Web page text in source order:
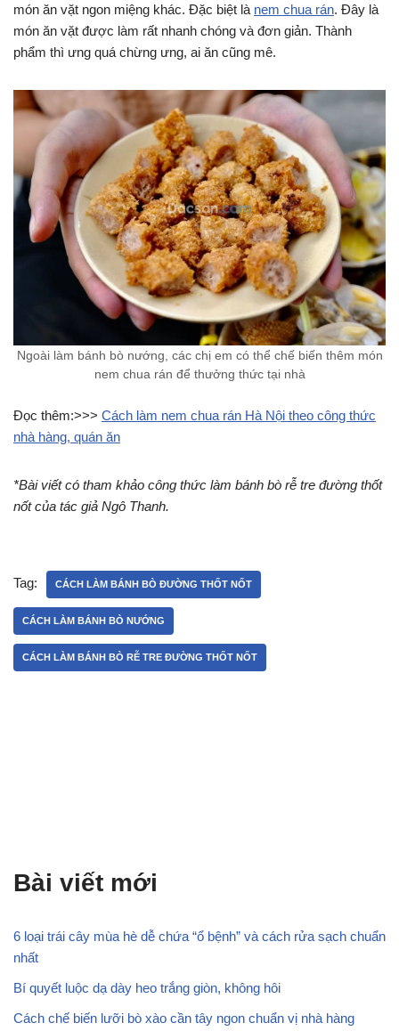
món ăn vặt ngon miệng khác. Đặc biệt là nem chua rán. Đây là
món ăn vặt được làm rất nhanh chóng và đơn giản. Thành
phẩm thì ưng quá chừng ưng, ai ăn cũng mê.
Ngoài làm bánh bò nướng, các chị em có thể chế biến thêm món
nem chua rán để thưởng thức tại nhà
Đọc thêm:>>> Cách làm nem chua rán Hà Nội theo công thức
nhà hàng, quán ăn
*Bài viết có tham khảo công thức làm bánh bò rễ tre đường thốt
nốt của tác giả Ngô Thanh.
Tag: CÁCH LÀM BÁNH BÒ ĐƯỜNG THỐT NỐT
CÁCH LÀM BÁNH BÒ NƯỚNG
CÁCH LÀM BÁNH BÒ RỄ TRE ĐƯỜNG THỐT NỐT
Bài viết mới
6 loại trái cây mùa hè dễ chứa “ổ bệnh” và cách rửa sạch chuẩn
nhất
Bí quyết luộc dạ dày heo trắng giòn, không hôi
Cách chế biến lưỡi bò xào cần tây ngon chuẩn vị nhà hàng